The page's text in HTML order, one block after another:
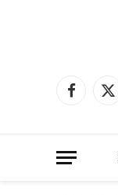
Facebook
X